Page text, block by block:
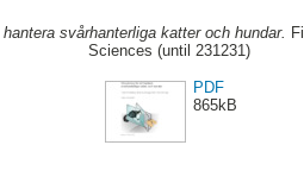
svårhanterliga katter och hundar.
Sciences (until 231231)
PDF
865kB